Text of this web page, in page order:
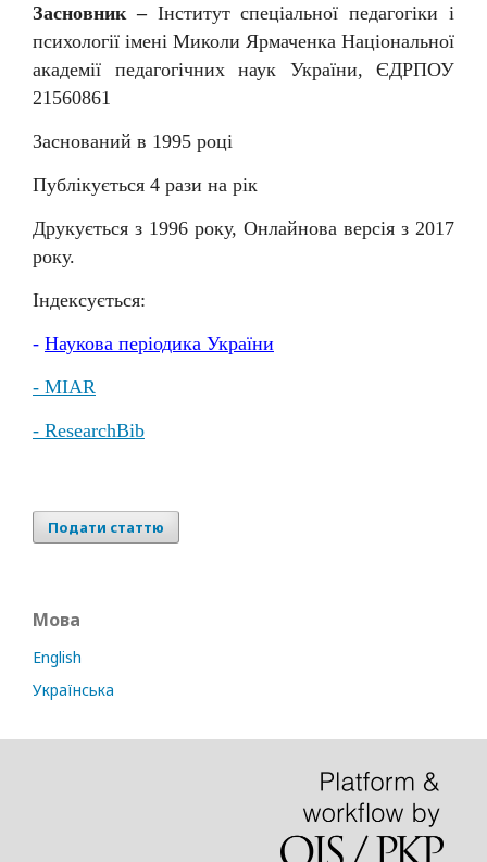
Засновник – Інститут спеціальної педагогіки і
психології імені Миколи Ярмаченка Національної
академії педагогічних наук України, ЄДРПОУ
21560861
Заснований в 1995 році
Публікується 4 рази на рік
Друкується з 1996 року, Онлайнова версія з 2017
року.
Індексується:
- Наукова періодика України
- MIAR
- ResearchBib
Подати статтю
Мова
English
Українська